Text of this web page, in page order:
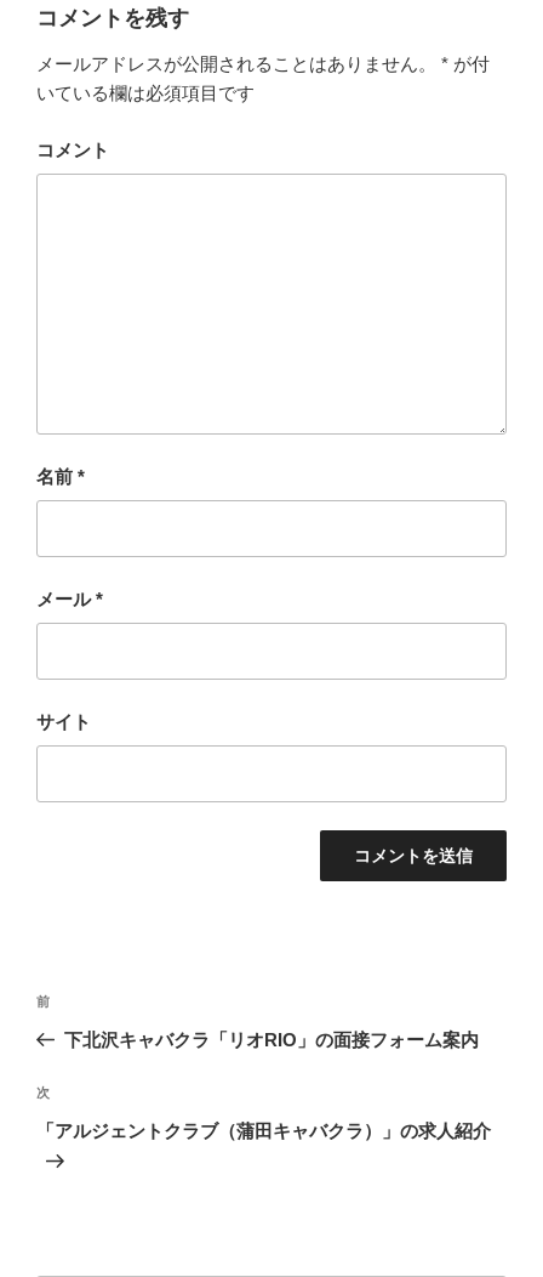
コメントを残す
メールアドレスが公開されることはありません。 * が付
いている欄は必須項目です
コメント
名前 *
メール*
サイト
投
ビ
ゲ
ー
過
去
投
稿
前
下北沢キャバクラ「リオRIO」の面接フォーム案内
次
の
次
「アルジェントクラブ（蒲田キャバクラ）」の求人紹介